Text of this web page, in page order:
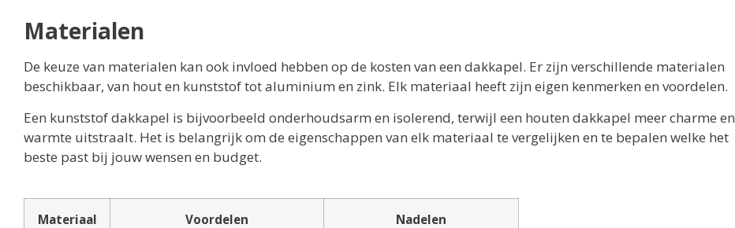
Materialen
De keuze van materialen kan ook invloed hebben op de kosten van een dakkapel. Er zijn verschillende materialen
beschikbaar, van hout en kunststof tot aluminium en zink. Elk materiaal heeft zijn eigen kenmerken en voordelen.
Een kunststof dakkapel is bijvoorbeeld onderhoudsarm en isolerend, terwijl een houten dakkapel meer charme en
warmte uitstraalt. Het is belangrijk om de eigenschappen van elk materiaal te vergelijken en te bepalen welke het
beste past bij jouw wensen en budget.
Materiaal Voordelen Nadelen